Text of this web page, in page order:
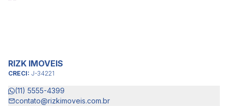
RIZK IMOVEIS
CRECI: J-34221
(11) 5555-4399
contato@rizkimoveis.com.br